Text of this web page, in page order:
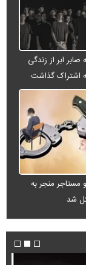
ابر از زندگی
گذاشت
مستاجر منجر به
شد